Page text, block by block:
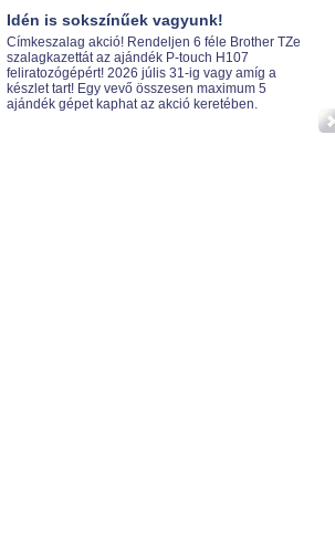
Idén is sokszínűek vagyunk!
Címkeszalag akció! Rendeljen 6 féle Brother TZe
szalagkazettát az ajándék P-touch H107
feliratozógépért! 2026 júlis 31-ig vagy amíg a
készlet tart! Egy vevő összesen maximum 5
ajándék gépet kaphat az akció keretében.